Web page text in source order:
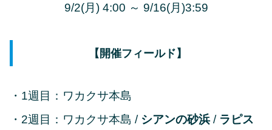
9/2(月) 4:00 ～ 9/16(月)3:59
【開催フィールド】
・1週目：ワカクサ本島
・2週目：ワカクサ本島 / シアンの砂浜/ ラピス